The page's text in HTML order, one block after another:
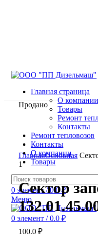
Главная страница
О компании
Товары
Ремонт
Контакты
Ремонт тепловозов
Контакты
О компании
Товары
0 элемент / 0.0₽
Меню
0 элемент / 0.0 ₽
Продано
Нажмите, чтобы
ГлавнаяОсновная
1
Сектор
100.0 ₽